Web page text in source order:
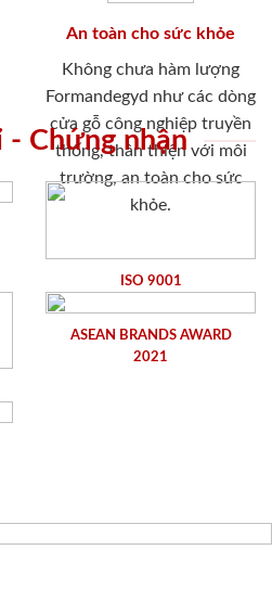
An toàn cho sức khỏe
Không chưa hàm lượng
Formandegyd như các dòng
cửa gỗ công nghiệp truyền
thống, thân thiện với môi
trường, an toàn cho sức
khỏe.
- Chứng nhận
ISO 9001
ASEAN BRANDS AWARD
2021